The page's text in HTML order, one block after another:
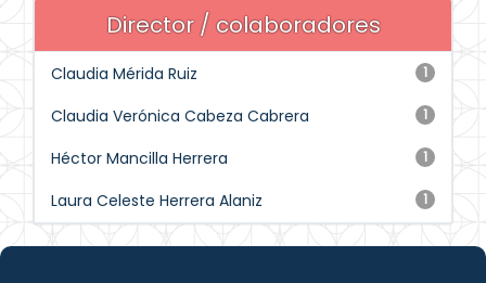
Director / colaboradores
1
Claudia Mérida Ruiz
1
Claudia Verónica Cabeza Cabrera
1
Héctor Mancilla Herrera
1
Laura Celeste Herrera Alaniz